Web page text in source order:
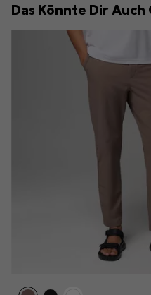
Das Könnte Dir Auch